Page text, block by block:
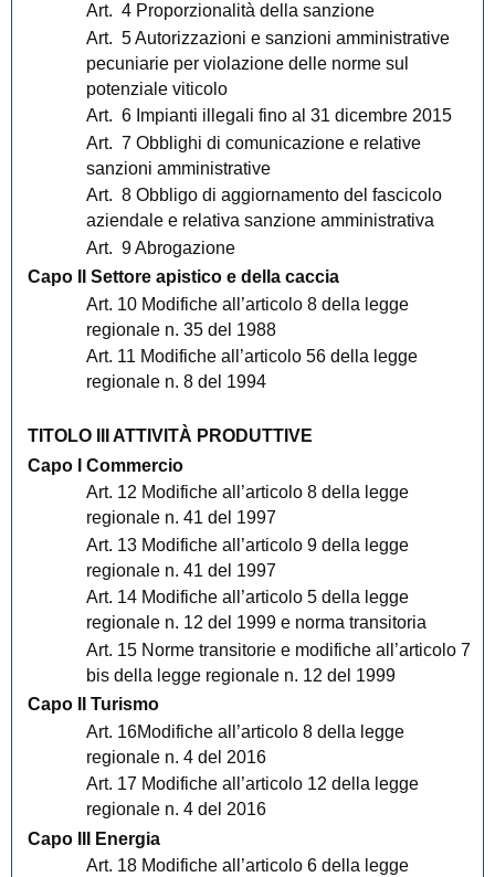
Art. 4 Proporzionalità della sanzione
Art. 5 Autorizzazioni e sanzioni amministrative
pecuniarie per violazione delle norme sul
potenziale viticolo
Art. 6 Impianti illegali fino al 31 dicembre 2015
Art. 7 Obblighi di comunicazione e relative
sanzioni amministrative
Art. 8 Obbligo di aggiornamento del fascicolo
aziendale e relativa sanzione amministrativa
Art. 9 Abrogazione
Capo II Settore apistico e della caccia
Art. 10 Modifiche all’articolo 8 della legge
regionale n. 35 del 1988
Art. 11 Modifiche all’articolo 56 della legge
regionale n. 8 del 1994
TITOLO III ATTIVITÀ PRODUTTIVE
Capo I Commercio
Art. 12 Modifiche all’articolo 8 della legge
regionale n. 41 del 1997
Art. 13 Modifiche all’articolo 9 della legge
regionale n. 41 del 1997
Art. 14 Modifiche all’articolo 5 della legge
regionale n. 12 del 1999 e norma transitoria
Art. 15 Norme transitorie e modifiche all’articolo 7
bis della legge regionale n. 12 del 1999
Capo II Turismo
Art. 16Modifiche all’articolo 8 della legge
regionale n. 4 del 2016
Art. 17 Modifiche all’articolo 12 della legge
regionale n. 4 del 2016
Capo III Energia
Art. 18 Modifiche all’articolo 6 della legge